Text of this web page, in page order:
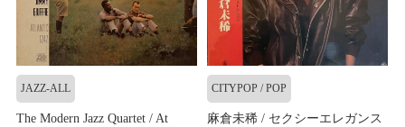
JAZZ-ALL
The Modern Jazz Quartet / At
CITYPOP / POP
麻倉未稀 / セクシーエレガンス